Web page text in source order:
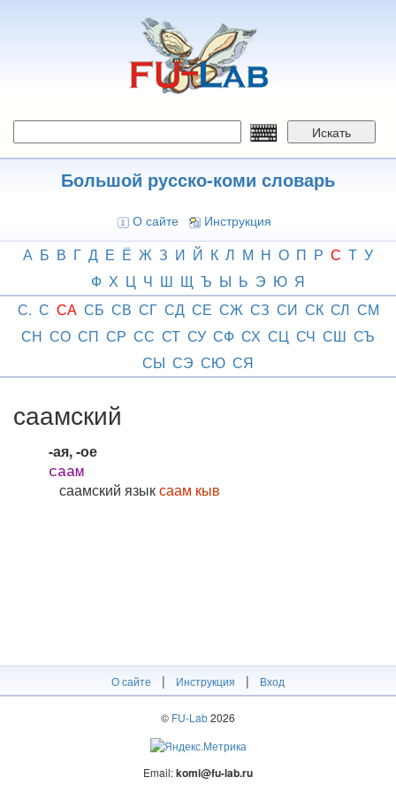
Искать
Большой русско-коми словарь
О сайте Инструкция
А Б В Г Д Е Ё Ж З И Й К Л М Н О П Р С Т У
Ф Х Ц Ч Ш Щ Ъ Ы Ь Э Ю Я
С. С СА СБ СВ СГ СД СЕ СЖ СЗ СИ СК СЛ СМ
СН СО СП СР СС СТ СУ СФ СХ СЦ СЧ СШ СЪ
СЫ СЭ СЮ СЯ
саамский
-ая, -ое
саам
саамский языксаам кыв
О сайте | Инструкция | Вход
© FU-Lab2026
Email:komi@fu-lab.ru